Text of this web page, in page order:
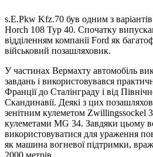
s.E.Pkw Kfz.70 був одним з
Horch 108 Typ 40. Спочатку
відділенням компанії Ford як
військовий позашляховик.
У частинах Вермахту автомобіль
завдань і використовувався
Франції до Сталінграду і від
Скандинавії. Деякі з цих
зенітним кулеметом Zwillingssockel
кулеметами MG 34. Завдяки цьому
використовуватися для ураження
як машина вогневої підтримки,
2000 метрів.